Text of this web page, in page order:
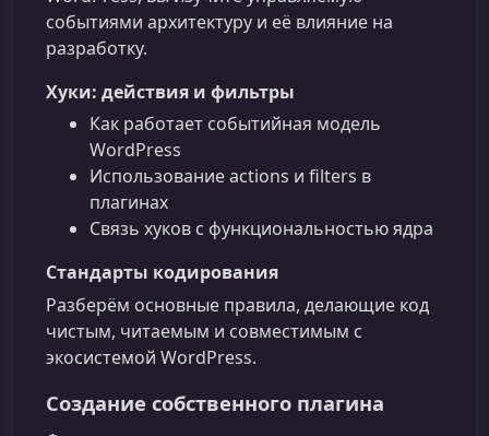
событиями архитектуру и её влияние на
разработку.
Хуки: действия и фильтры
Как работает событийная модель
WordPress
Использование actions и filters в
плагинах
Связь хуков с функциональностью ядра
Стандарты кодирования
Разберём основные правила, делающие код
чистым, читаемым и совместимым с
экосистемой WordPress.
Создание собственного плагина